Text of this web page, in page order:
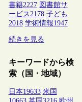
書籍2227 図書館サ
ービス 2178 子ども
2018 学術情報1947
続きを見る
キーワードから検
索（国・地域）
日本19633 米国